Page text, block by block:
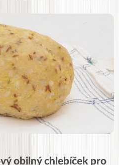
obilný chlebíček pro